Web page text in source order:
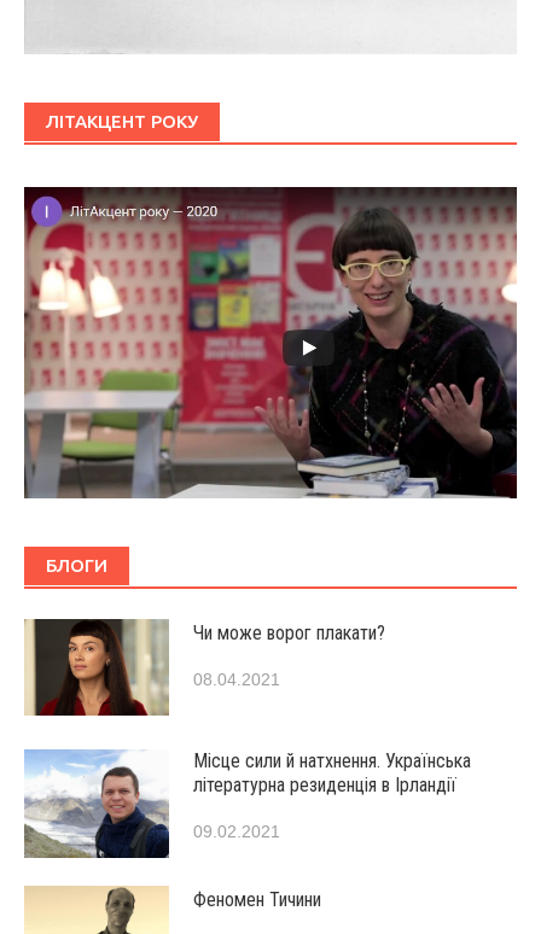
ЛІТАКЦЕНТ РОКУ
БЛОГИ
Чи може ворог плакати?
08.04.2021
Місце сили й натхнення. Українська
літературна резиденція в Ірландії
09.02.2021
Феномен Тичини